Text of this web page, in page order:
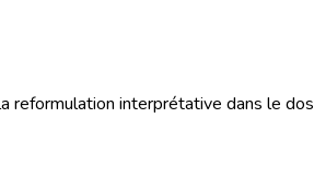
interprétative dans le